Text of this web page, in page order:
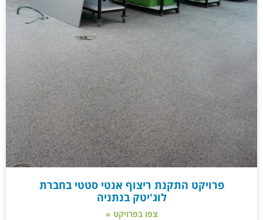
פרויקט התקנת ריצוף אנטי סטטי בחברת
לוג'יטק בנתניה
צפו בפרויקט »